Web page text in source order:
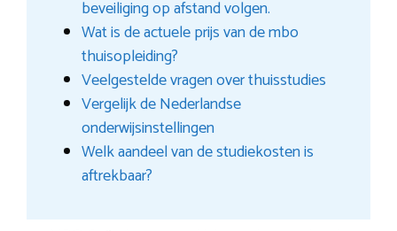
beveiliging op afstand volgen.
Wat is de actuele prijs van de mbo
thuisopleiding?
Veelgestelde vragen over thuisstudies
Vergelijk de Nederlandse
onderwijsinstellingen
Welk aandeel van de studiekosten is
aftrekbaar?